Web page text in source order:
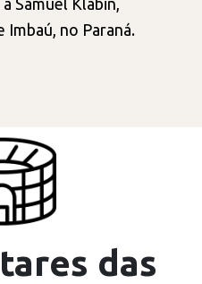
Imbaú, no Paraná.
das